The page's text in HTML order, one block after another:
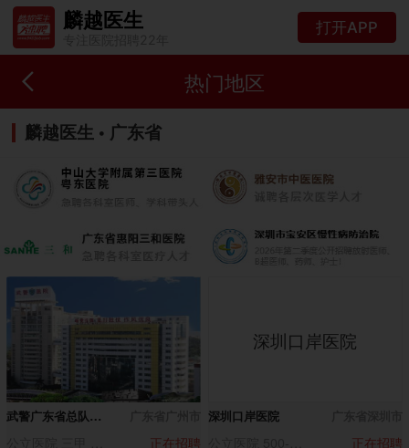
麟越医生 打开APP
热门地区
麟越医生 • 广东省
武警广东省总队医院
公立医院 三甲 500-1000人正在招聘
深圳口岸医院
深圳口岸医院
正在招聘